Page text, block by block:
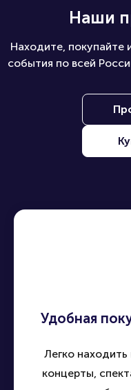
Наши
события по всей
Удобная